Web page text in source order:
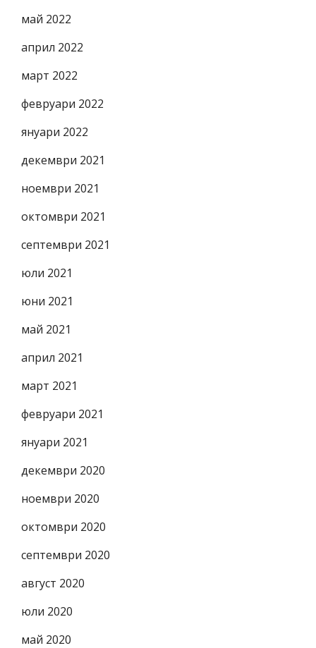
май 2022
април 2022
март 2022
февруари 2022
януари 2022
декември 2021
ноември 2021
октомври 2021
септември 2021
юли 2021
юни 2021
май 2021
април 2021
март 2021
февруари 2021
януари 2021
декември 2020
ноември 2020
октомври 2020
септември 2020
август 2020
юли 2020
май 2020